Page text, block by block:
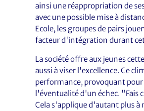
ainsi une réappropriation de
avec une possible mise à
Ecole, les groupes de pairs
facteur d'intégration durant
La société offre aux jeunes
aussi à viser l'excellence. Ce
performance, provoquant
l'éventualité d'un échec. "Fais
Cela s'applique d'autant plus à